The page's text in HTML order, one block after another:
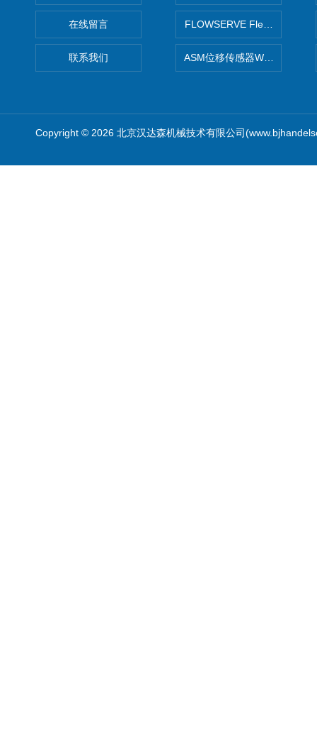
在线留言
联系我们
FLOWSERVE Flex Wedge闸
ASM位移传感器WS10-750
Copyright © 2026 北京汉达森机械技术有限公司